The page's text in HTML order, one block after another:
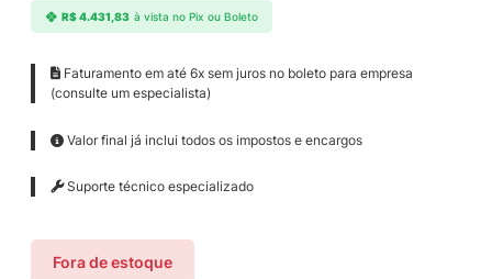
R$4.431,83 à vista no Pix ou Boleto
Faturamento em até 6x sem juros no boleto para empresa
(consulte um especialista)
Valor final já inclui todos os impostos e encargos
Suporte técnico especializado
Fora de estoque